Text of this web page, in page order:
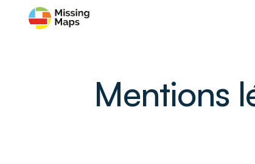
Mentions